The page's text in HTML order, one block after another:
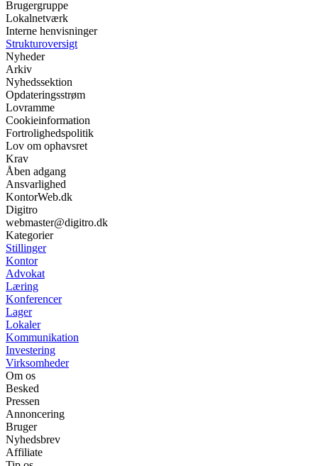
Brugergruppe
Lokalnetværk
Interne henvisninger
Strukturoversigt
Nyheder
Arkiv
Nyhedssektion
Opdateringsstrøm
Lovramme
Cookieinformation
Fortrolighedspolitik
Lov om ophavsret
Krav
Åben adgang
Ansvarlighed
KontorWeb.dk
Digitro
webmaster@digitro.dk
Kategorier
Stillinger
Kontor
Advokat
Læring
Konferencer
Lager
Lokaler
Kommunikation
Investering
Virksomheder
Om os
Besked
Pressen
Annoncering
Bruger
Nyhedsbrev
Affiliate